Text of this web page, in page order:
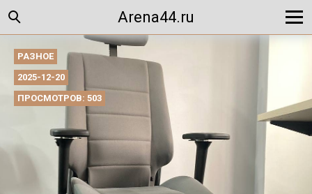
Arena44.ru
РАЗНОЕ
2025-12-20
ПРОСМОТРОВ: 503